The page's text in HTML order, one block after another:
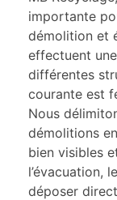
importante
démolition et
effectuent
différentes
courante est
Nous
démolitions
bien visibles
l’évacuation,
déposer